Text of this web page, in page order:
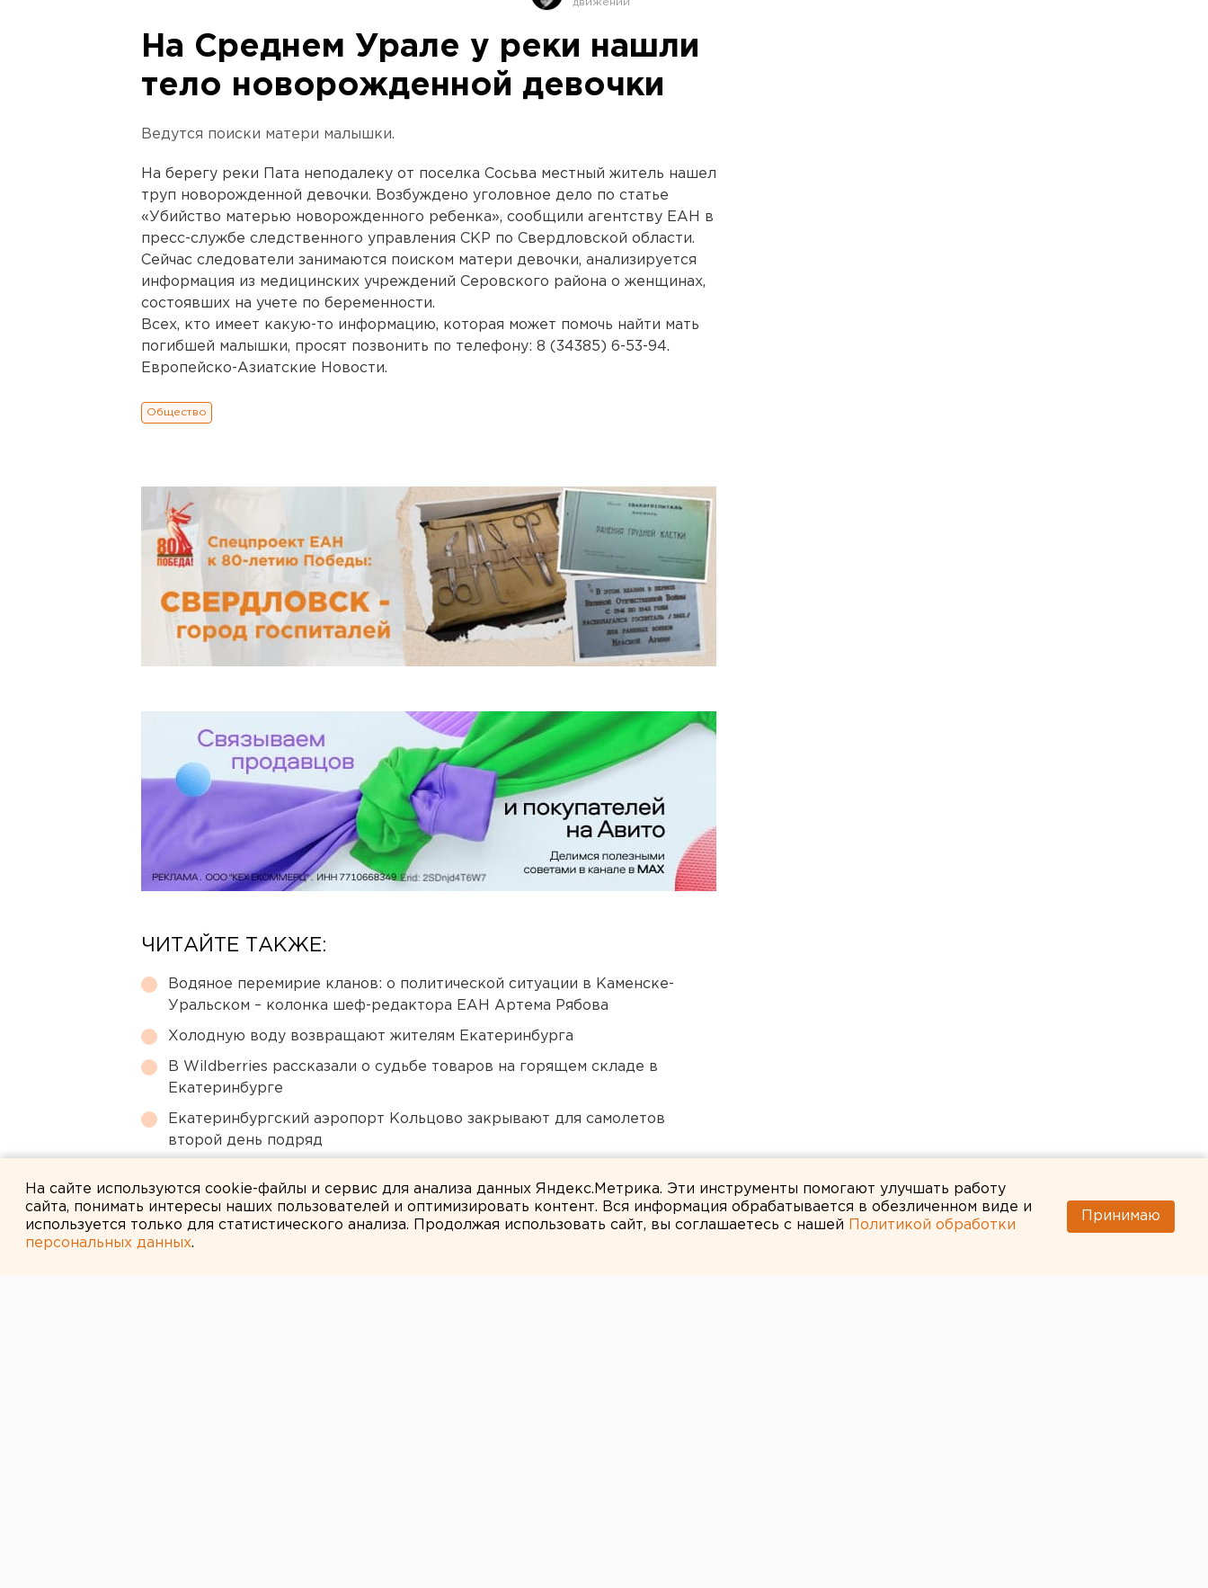
На Среднем Урале у реки нашли
тело новорожденной девочки
Ведутся поиски матери малышки.
На берегу реки Пата неподалеку от поселка Сосьва местный житель нашел
труп новорожденной девочки. Возбуждено уголовное дело по статье
«Убийство матерью новорожденного ребенка», сообщили агентству ЕАН в
пресс-службе следственного управления СКР по Свердловской области.
Сейчас следователи занимаются поиском матери девочки, анализируется
информация из медицинских учреждений Серовского района о женщинах,
состоявших на учете по беременности.
Всех, кто имеет какую-то информацию, которая может помочь найти мать
погибшей малышки, просят позвонить по телефону: 8 (34385) 6-53-94.
Европейско-Азиатские Новости.
Общество
ЧИТАЙТЕ ТАКЖЕ:
Водяное перемирие кланов: о политической ситуации в Каменске-
Уральском – колонка шеф-редактора ЕАН Артема Рябова
Холодную воду возвращают жителям Екатеринбурга
В Wildberries рассказали о судьбе товаров на горящем складе в
Екатеринбурге
Екатеринбургский аэропорт Кольцово закрывают для самолетов
второй день подряд
На сайте используются cookie-файлы и сервис для анализа данных Яндекс.Метрика. Эти инструменты помогают улучшать работу
сайта, понимать интересы наших пользователей и оптимизировать контент. Вся информация обрабатывается в обезличенном виде и
используется только для статистического анализа. Продолжая использовать сайт, вы соглашаетесь с нашей
Политикой обработки
персональных данных.
Принимаю